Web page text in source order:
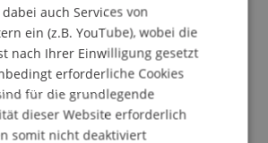
auch Services von
ein (z.B. YouTube), wobei die
nach Ihrer Einwilligung gesetzt
erforderliche Cookies
für die grundlegende
dieser Website erforderlich
somit nicht deaktiviert